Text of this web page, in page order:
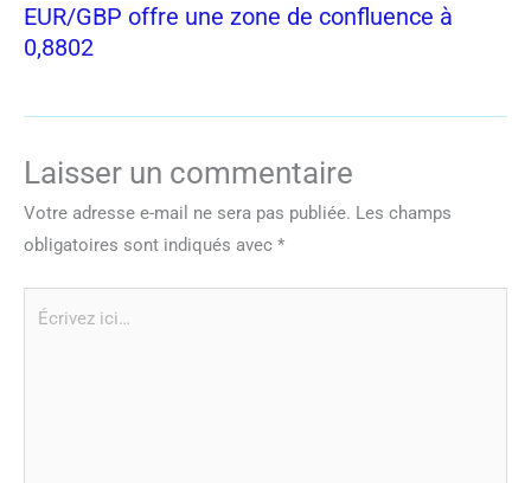
EUR/GBP offre une zone de confluence à
0,8802
Laisser un commentaire
Votre adresse e-mail ne sera pas publiée. Les champs
obligatoires sont indiqués avec *